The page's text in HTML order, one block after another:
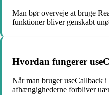
Man bør overveje at bruge
funktioner bliver genskabt
Hvordan fungerer
Når man bruger useCallback
afhængighederne forbliver